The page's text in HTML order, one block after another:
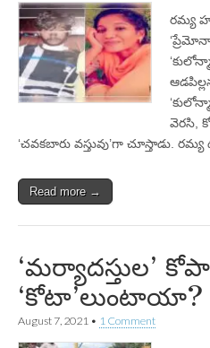
రమ్య
వెరసి,
‘చవకబారు వస్తువు’గా చూస్తాడు.
Read more →
‘మర్యాదస్తుల’
‘కోటా’లుంటాయా?
August 7, 2021 • 1 Comment